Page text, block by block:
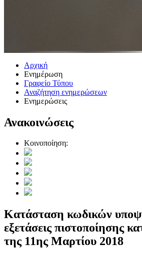
Αρχική
Ενημέρωση
Γραφείο Τύπου
Αναζήτηση ενημερώσεων
Ενημερώσεις
Ανακοινώσεις
Κοινοποίηση:
Κατάσταση κωδικών
εξετάσεις πιστοποίησης
της 11ης Μαρτίου 2018